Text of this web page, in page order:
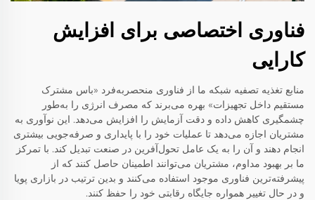
فناوری اختصاصی برای افزایش
کارایی
منابع تغذیه تصفیه شبکه ما از فناوری منحصربه‌فرد «باس مشترک
مستقیم داخل تجهیزات» بهره می‌برند که مصرف انرژی را به‌طور
چشمگیری کاهش داده و دقت آزمایش را افزایش می‌دهد. این نوآوری به
مشتریان اجازه می‌دهد تا عملیات خود را با پایداری و صرفه‌جویی بیشتری
انجام دهند و آن را به یک عامل تحول‌آفرین در صنعت تبدیل کند. با تمرکز
ما بر بهبود مداوم، مشتریان می‌توانند اطمینان حاصل کنند که از
پیشرفته‌ترین فناوری موجود استفاده می‌کنند و بدین ترتیب در بازاری پویا
و در حال تغییر همواره جایگاه رقابتی خود را حفظ کنند.